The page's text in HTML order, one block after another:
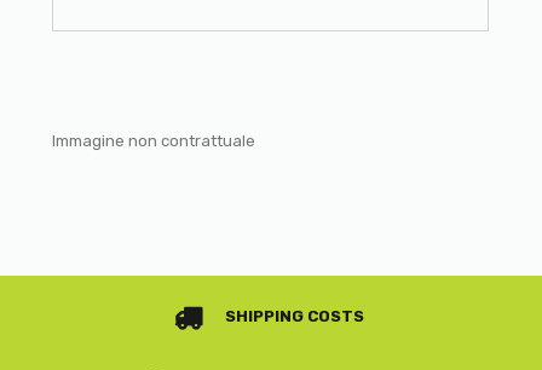
Immagine non contrattuale
SHIPPING COSTS